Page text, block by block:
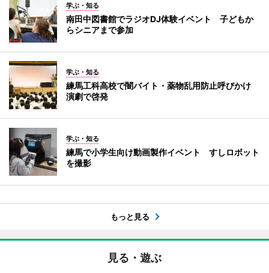
学ぶ・知る
南田中図書館でラジオDJ体験イベント 子どもか
らシニアまで参加
学ぶ・知る
練馬工科高校で闇バイト・薬物乱用防止呼びかけ
演劇で啓発
学ぶ・知る
練馬で小学生向け動画製作イベント すしロボット
を撮影
もっと見る
見る・遊ぶ